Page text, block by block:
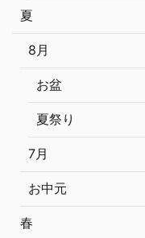
夏
8月
お盆
夏祭り
7月
お中元
春